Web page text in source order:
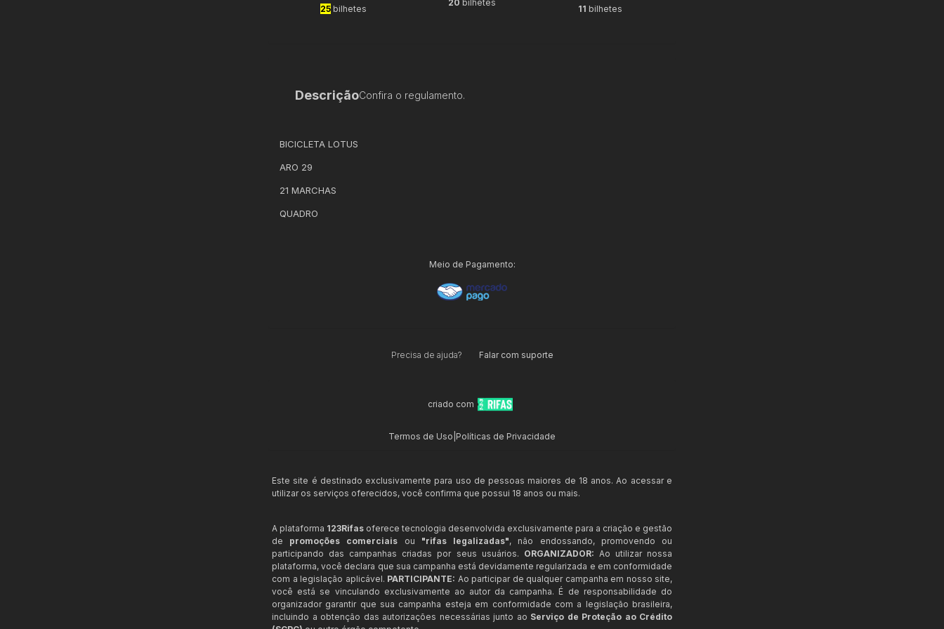
25 bilhetes
20 bilhetes
11 bilhetes
DescriçãoConfira o regulamento.
BICICLETA LOTUS
ARO 29
21 MARCHAS
QUADRO
Meio de Pagamento:
Precisa de ajuda? Falar com suporte
criado com
Termos de Uso Políticas de Privacidade
Este site é destinado exclusivamente para uso de pessoas maiores de 18 anos. Ao acessar e
utilizar os serviços oferecidos, você confirma que possui 18 anos ou mais.
A plataforma 123Rifas oferece tecnologia desenvolvida exclusivamente para a criação e gestão
de promoções comerciais ou "rifas legalizadas", não endossando, promovendo ou
participando das campanhas criadas por seus usuários. ORGANIZADOR: Ao utilizar nossa
plataforma, você declara que sua campanha está devidamente regularizada e em conformidade
com a legislação aplicável. PARTICIPANTE: Ao participar de qualquer campanha em nosso site,
você está se vinculando exclusivamente ao autor da campanha. É de responsabilidade do
organizador garantir que sua campanha esteja em conformidade com a legislação brasileira,
incluindo a obtenção das autorizações necessárias junto ao Serviço de Proteção ao Crédito